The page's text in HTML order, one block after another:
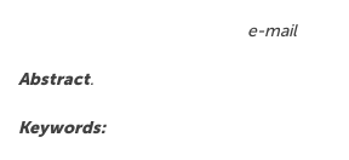
e-mail
Abstract.
Keywords: